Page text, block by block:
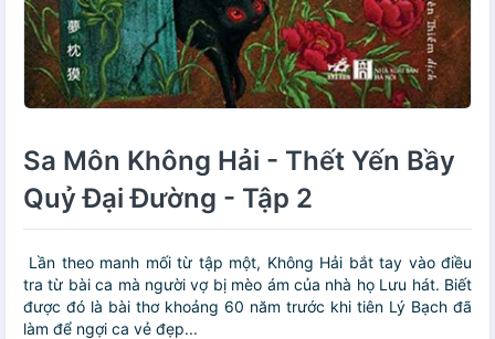
Sa Môn Không Hải - Thết Yến Bầy
Quỷ Đại Đường - Tập 2
Lần theo manh mối từ tập một, Không Hải bắt tay vào điều
tra từ bài ca mà người vợ bị mèo ám của nhà họ Lưu hát. Biết
được đó là bài thơ khoảng 60 năm trước khi tiên Lý Bạch đã
làm để ngợi ca vẻ đẹp...